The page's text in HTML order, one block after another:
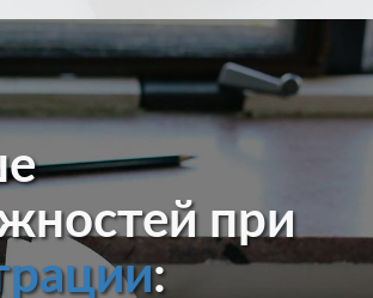
при
: